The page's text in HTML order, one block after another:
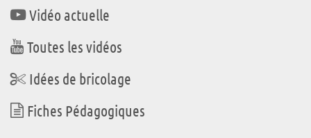
Vidéo actuelle
Toutes les vidéos
Idées de bricolage
Fiches Pédagogiques